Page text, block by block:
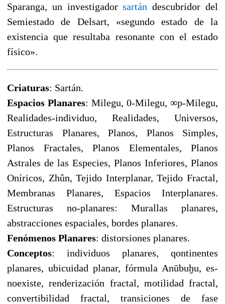
Sparanga, un investigadorsartán descubridor del
Semiestado de Delsart, «segundo estado de la
existencia que resultaba resonante con el estado
físico».
Criaturas: Sartán.
Espacios Planares: Milegu, 0-Milegu, ∞p-Milegu,
Realidades-individuo, Realidades, Universos,
Estructuras Planares, Planos, Planos Simples,
Planos Fractales, Planos Elementales, Planos
Astrales de las Especies, Planos Inferiores, Planos
Oníricos, Zhûn, Tejido Interplanar, Tejido Fractal,
Membranas Planares, Espacios Interplanares.
Estructuras no-planares: Murallas planares,
abstracciones espaciales, bordes planares.
Fenómenos Planares: distorsiones planares.
Conceptos: individuos planares, qontinentes
planares, ubicuidad planar, fórmula Anūbuḫu, es-
noexiste, renderización fractal, motilidad fractal,
convertibilidad fractal, transiciones de fase